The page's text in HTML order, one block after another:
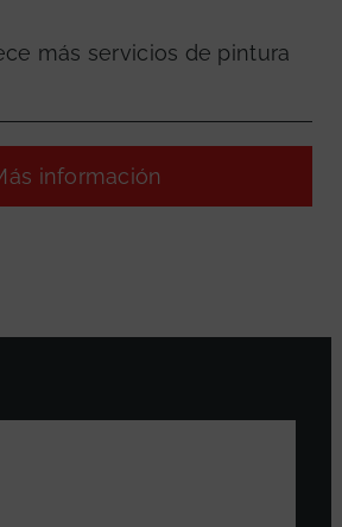
más servicios de pintura
información